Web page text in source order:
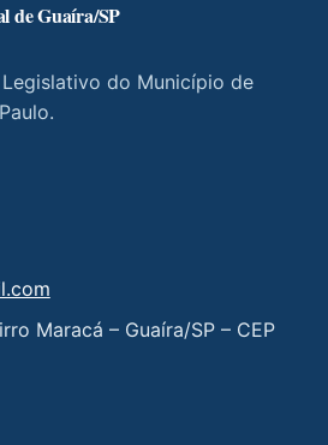
de Guaíra/SP
do Município de
Maracá – Guaíra/SP – CEP